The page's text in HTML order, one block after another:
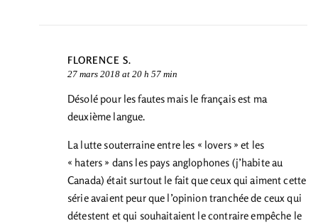
FLORENCE S.
27 mars 2018 at 20 h 57 min
Désolé pour les fautes mais le français est ma
deuxième langue.
La lutte souterraine entre les « lovers » et les
« haters » dans les pays anglophones (j’habite au
Canada) était surtout le fait que ceux qui aiment cette
série avaient peur que l’opinion tranchée de ceux qui
détestent et qui souhaitaient le contraire empêche le